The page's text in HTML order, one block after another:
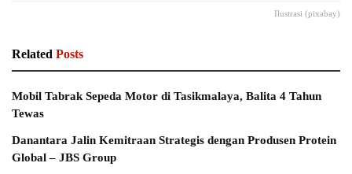
Ilustrasi (pixabay)
Related Posts
Mobil Tabrak Sepeda Motor di Tasikmalaya, Balita 4 Tahun
Tewas
Danantara Jalin Kemitraan Strategis dengan Produsen Protein
Global – JBS Group